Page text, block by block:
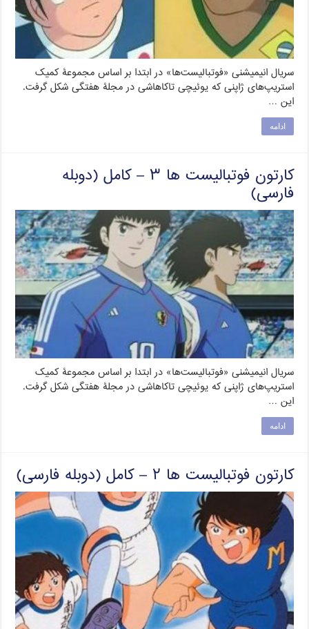
سریال انیمیشنی «فوتبالیست‌ها» در ابتدا بر اساس مجموعۀ کمیک
استریپ‌های ژاپنی که یوئیچی تاکاهاشی در مجلۀ هفتگی شکل گرفت.
این …
ادامه
کارتون فوتبالیست ها ۳ – کامل (دوبله
فارسی)
سریال انیمیشنی «فوتبالیست‌ها» در ابتدا بر اساس مجموعۀ کمیک
استریپ‌های ژاپنی که یوئیچی تاکاهاشی در مجلۀ هفتگی شکل گرفت.
این …
ادامه
کارتون فوتبالیست ها ۲ – کامل (دوبله فارسی)